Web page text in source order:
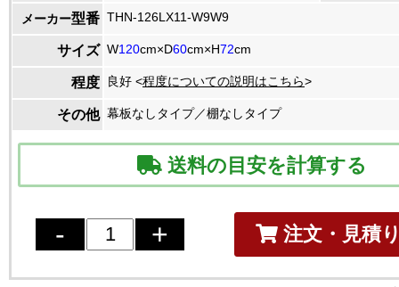
メーカー型番 THN-126LX11-W9W9
サイズ W120cm×D60cm×H72cm
程度 良好 <程度についての説明はこちら>
その他 幕板なしタイプ／棚なしタイプ
送料の目安を計算する
注文・見積